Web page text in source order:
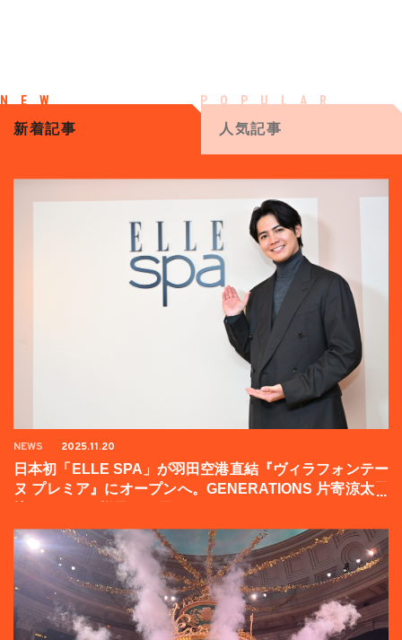
新着記事 人気記事
NEWS 2025.11.20
日本初「ELLE SPA」が羽田空港直結『ヴィラフォンテー
ヌ プレミア』にオープンへ。GENERATIONS 片寄涼太登